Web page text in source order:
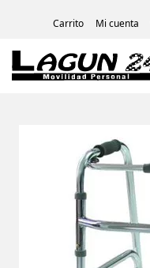
Carrito Mi cuenta